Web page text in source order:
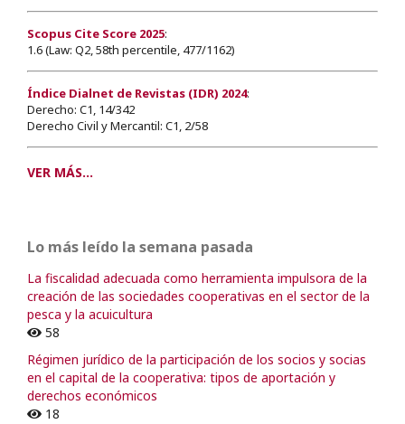
Scopus Cite Score 2025:
1.6 (Law: Q2, 58th percentile, 477/1162)
Índice Dialnet de Revistas (IDR) 2024:
Derecho: C1, 14/342
Derecho Civil y Mercantil: C1, 2/58
VER MÁS...
Lo más leído la semana pasada
La fiscalidad adecuada como herramienta impulsora de la
creación de las sociedades cooperativas en el sector de la
pesca y la acuicultura
58
Régimen jurídico de la participación de los socios y socias
en el capital de la cooperativa: tipos de aportación y
derechos económicos
18